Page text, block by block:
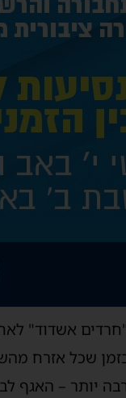
אשדוד"
שכל אזרח
יותר – האגף